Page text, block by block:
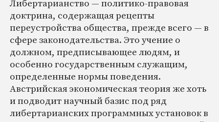
Либертарианство — политико-правовая
доктрина, содержащая рецепты
переустройства общества, прежде всего — в
сфере законодательства. Это учение о
должном, предписывающее людям, и
особенно государственным служащим,
определенные нормы поведения.
Австрийская экономическая теория же хоть
и подводит научный базис под ряд
либертарианских программных установок в